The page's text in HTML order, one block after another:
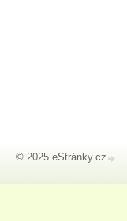
© 2025 eStránky.cz